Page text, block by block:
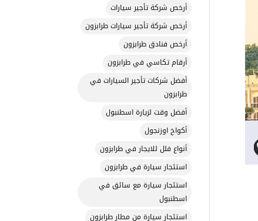
أرخص شركة تأجير سيارات
أرخص شركة تأجير سيارات طرابزون
أرخص فنادق طرابزون
أرقام تكاسي في طرابزون
أفضل شركات تأجير السيارات في
طرابزون
أفضل وقت لزيارة اسطنبول
أكواخ اوزنجول
أنواع فلل للايجار في طرابزون
استئجار سيارة في طرابزون
استئجار سيارة مع سائق في
اسطنبول
استئجار سيارة من مطار طرابزون